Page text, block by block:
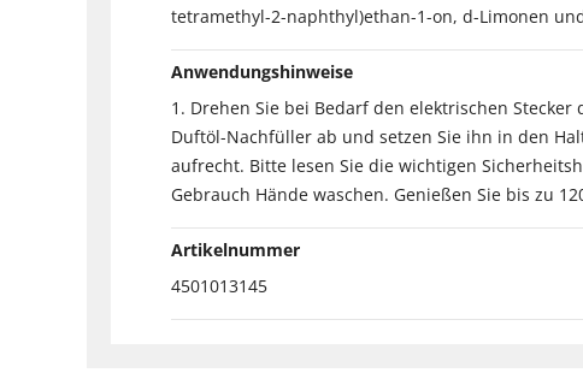
tetramethyl-2-naphthyl)ethan-1-on, d-Limonen
Anwendungshinweise
1. Drehen Sie bei Bedarf den elektrischen
Duftöl-Nachfüller ab und setzen Sie ihn in den
aufrecht. Bitte lesen Sie die wichtigen
Gebrauch Hände waschen. Genießen Sie bis zu
Artikelnummer
4501013145